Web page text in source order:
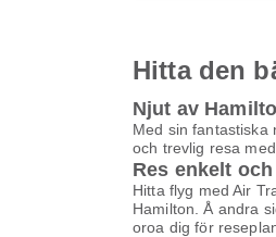
Hitta den
Njut av
Med sin fantastiska
och trevlig resa
Res enkelt
Hitta flyg med Air
Hamilton. Å andra
oroa dig för